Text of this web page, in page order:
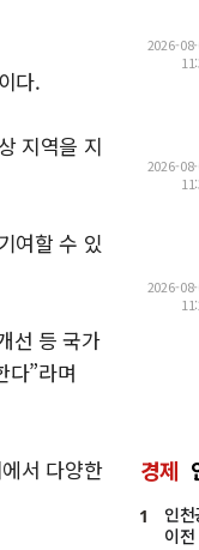
다.
지역을 지
여할 수 있
선 등 국가
다”라며
서 다양한
2026-
2026-
2026-
경제
1
인
이